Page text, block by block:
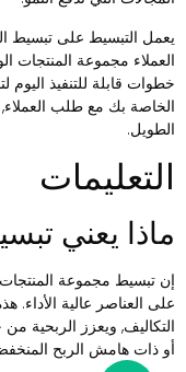
التبسيط على تبسيط
مجموعة المنتجات
قابلة للتنفيذ اليوم
بك مع طلب العملاء,
يعني
تبسيط مجموعة المنتجات
العناصر عالية الأداء.
ويعزز الربحية من
ذات هامش الربح المنخفض.